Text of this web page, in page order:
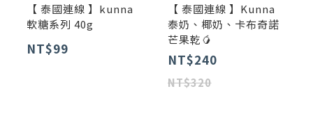
【 泰國連線 】kunna
軟糖系列 40g
NT$99
【 泰國連線 】Kunna
泰奶、椰奶、卡布奇諾
芒果乾🥭
NT$240
NT$320